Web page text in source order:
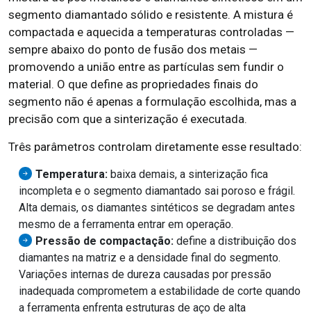
segmento diamantado sólido e resistente. A mistura é
compactada e aquecida a temperaturas controladas —
sempre abaixo do ponto de fusão dos metais —
promovendo a união entre as partículas sem fundir o
material. O que define as propriedades finais do
segmento não é apenas a formulação escolhida, mas a
precisão com que a sinterização é executada.
Três parâmetros controlam diretamente esse resultado:
Temperatura: baixa demais, a sinterização fica
incompleta e o segmento diamantado sai poroso e frágil.
Alta demais, os diamantes sintéticos se degradam antes
mesmo de a ferramenta entrar em operação.
Pressão de compactação: define a distribuição dos
diamantes na matriz e a densidade final do segmento.
Variações internas de dureza causadas por pressão
inadequada comprometem a estabilidade de corte quando
a ferramenta enfrenta estruturas de aço de alta